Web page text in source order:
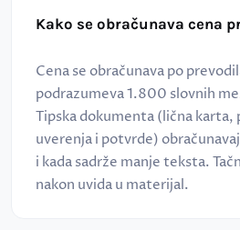
Kako se obračunava cena
Cena se obračunava po
podrazumeva 1.800 slovnih
Tipska dokumenta (lična karta,
uverenja i potvrde)
i kada sadrže manje teksta.
nakon uvida u materijal.